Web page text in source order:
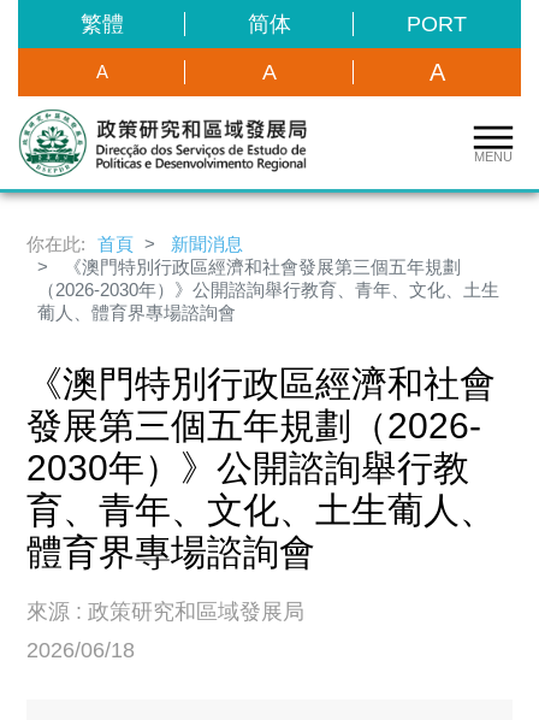
繁體 简体 PORT
A A A
MENU
你在此: 首頁
新聞消息
《澳門特別行政區經濟和社會發展第三個五年規劃
（2026-2030年）》公開諮詢舉行教育、青年、文化、土生
葡人、體育界專場諮詢會
《澳門特別行政區經濟和社會
發展第三個五年規劃（2026-
2030年）》公開諮詢舉行教
育、青年、文化、土生葡人、
體育界專場諮詢會
來源 : 政策研究和區域發展局
2026/06/18